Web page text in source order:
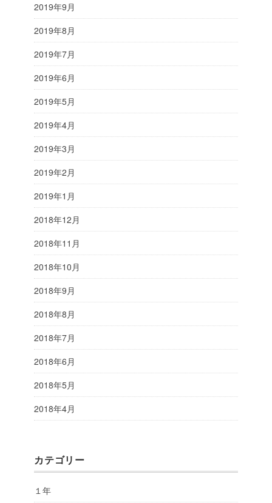
2019年9月
2019年8月
2019年7月
2019年6月
2019年5月
2019年4月
2019年3月
2019年2月
2019年1月
2018年12月
2018年11月
2018年10月
2018年9月
2018年8月
2018年7月
2018年6月
2018年5月
2018年4月
カテゴリー
１年